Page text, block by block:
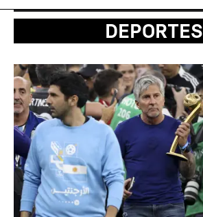
DEPORTES